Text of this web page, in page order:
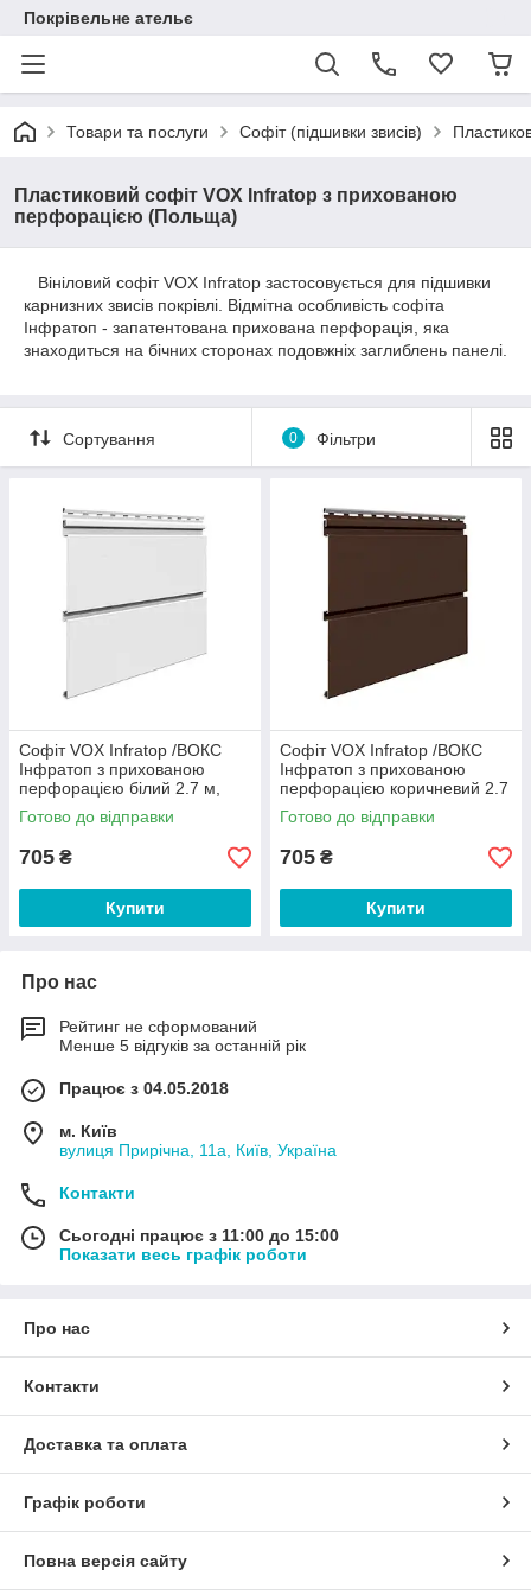
Покрівельне ательє
Товари та послуги Софіт (підшивки звисів)
Пластиковий софіт VOX Infratop з прихованою
перфорацією (Польща)
Вініловий софіт VOX Infratop застосовується для підшивки
карнизних звисів покрівлі. Відмітна особливість софіта
Інфратоп - запатентована прихована перфорація, яка
знаходиться на бічних сторонах подовжніх заглиблень панелі.
Сортування 0 Фільтри
Софіт VOX Infratop /ВОКС
Інфратоп з прихованою
перфорацією білий 2.7 м,
0,81 м2 Польща
Готово до відправки
705 ₴
Купити
Софіт VOX Infratop /ВОКС
Інфратоп з прихованою
перфорацією коричневий 2.7
м, 0,81 м2 Польща
Готово до відправки
705 ₴
Купити
Про нас
Рейтинг не сформований
Менше 5 відгуків за останній рік
Працює з 04.05.2018
м. Київ
вулиця Прирічна, 11а, Київ, Україна
Контакти
Сьогодні працює з 11:00 до 15:00
Показати весь графік роботи
Про нас
Контакти
Доставка та оплата
Графік роботи
Повна версія сайту